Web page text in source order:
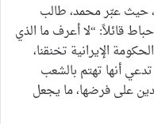
حيث عبّر محمد، طالب
قائلاً: “لا أعرف ما الذي
الإيرانية تخنقنا،
أنها تهتم بالشعب
على فرضها، ما يجعل